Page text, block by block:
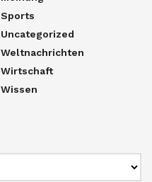
Sports
Uncategorized
Weltnachrichten
Wirtschaft
Wissen